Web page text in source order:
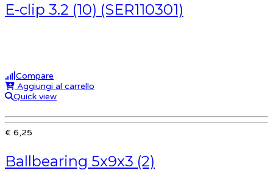
E-clip 3.2 (10) (SER110301)
Compare
Aggiungi al carrello
Quick view
€ 6,25
Ballbearing 5x9x3 (2)